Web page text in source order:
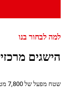
למה לבחור בנו
הישגים